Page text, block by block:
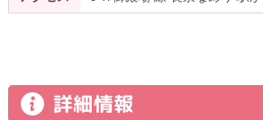
詳細情報